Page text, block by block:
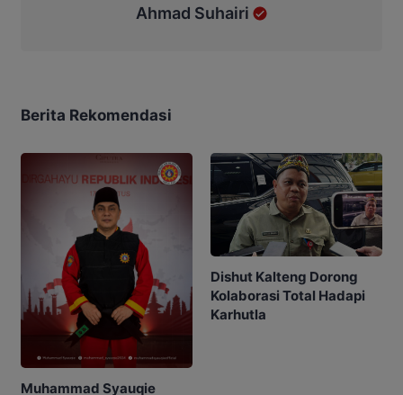
Ahmad Suhairi
Berita Rekomendasi
Muhammad Syauqie
Dishut Kalteng Dorong
Kolaborasi Total Hadapi
Karhutla